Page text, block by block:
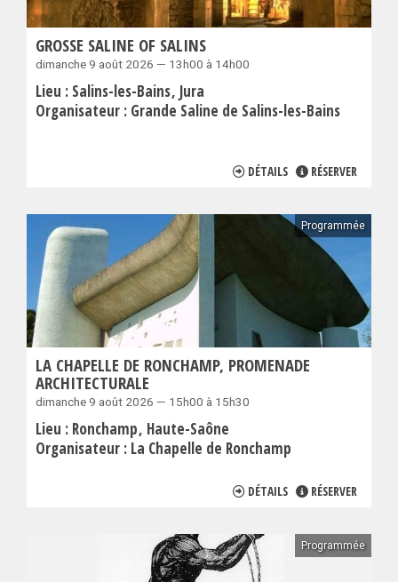
GROSSE SALINE OF SALINS
dimanche 9 août 2026 — 13h00 à 14h00
Lieu : Salins-les-Bains Jura
Organisateur : Grande Saline de Salins-les-Bains
DÉTAILS RÉSERVER
Programmée
LA CHAPELLE DE RONCHAMP, PROMENADE
ARCHITECTURALE
dimanche 9 août 2026 — 15h00 à 15h30
Lieu : Ronchamp Haute-Saône
Organisateur : La Chapelle de Ronchamp
DÉTAILS RÉSERVER
Programmée